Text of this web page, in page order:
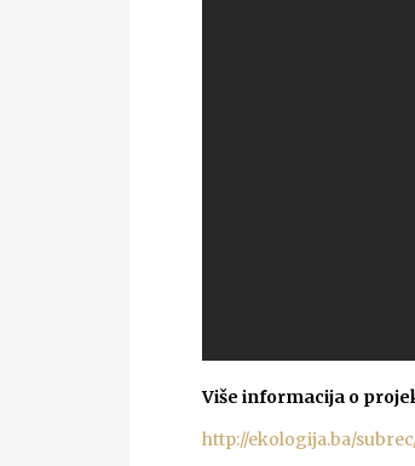
Više informacija o
http://ekologija.ba/